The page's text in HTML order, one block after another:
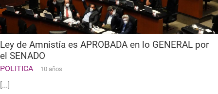
Ley de Amnistía es APROBADA en lo GENERAL por
el SENADO
POLITICA 10 años
[...]